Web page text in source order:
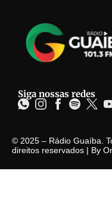
Siga nossas redes
© 2025 – Rádio Guaíba.
direitos reservados | By